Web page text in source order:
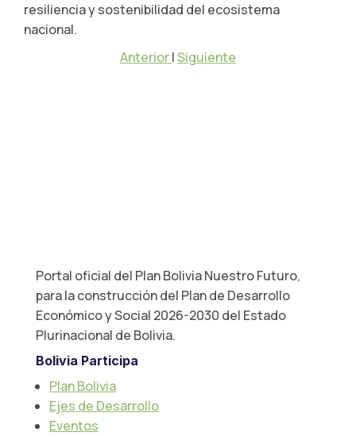
resiliencia y sostenibilidad del ecosistema
nacional.
Anterior|Siguiente
Portal oficial del Plan Bolivia Nuestro Futuro,
para la construcción del Plan de Desarrollo
Económico y Social 2026-2030 del Estado
Plurinacional de Bolivia.
Bolivia Participa
Plan Bolivia
Ejes de Desarrollo
Eventos